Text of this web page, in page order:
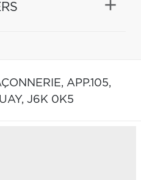
APP.105,
J6K 0K5